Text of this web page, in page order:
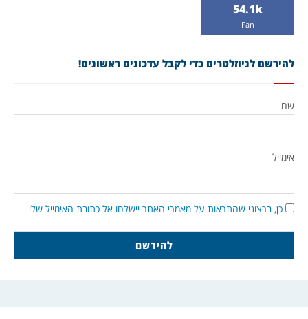
54.1k
Fan
להירשם לניוזלטרים כדי לקבל עדכונים ראשונים!
שם
אימייל
כן, ברצוני שהתראות על מאמרי האתר יישלחו אל כתובת האימייל שלי